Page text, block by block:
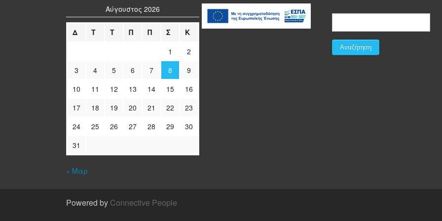
Αύγουστος 2026
Δ Τ Τ Π Π Σ
Κ
1
2
3
4 5 6 7 8
9
10
11 12 13 14 15
16
17
18 19 20 21 22
23
24
25 26 27 28 29
30
31
« Μαρ
Powered by Connective People